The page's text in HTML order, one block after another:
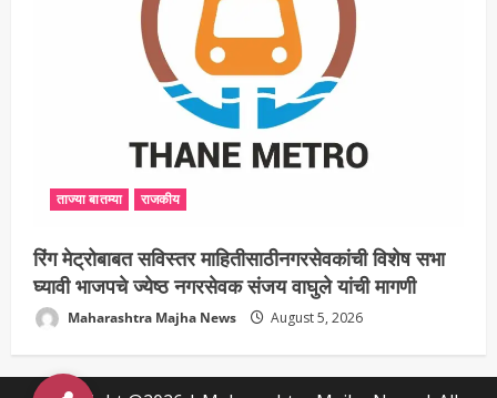
ताज्या बातम्या राजकीय
रिंग मेट्रोबाबत सविस्तर माहितीसाठीनगरसेवकांची विशेष सभा
घ्यावी भाजपचे ज्येष्ठ नगरसेवक संजय वाघुले यांची मागणी
Maharashtra Majha News August 5, 2026